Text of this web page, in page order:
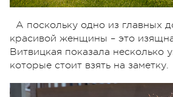
А поскольку одно из главных
красивой женщины – это
Витвицкая показала несколько
которые стоит взять на заметку.